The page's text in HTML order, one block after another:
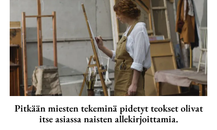
Pitkään miesten tekeminä pidetyt teokset olivat
itse asiassa naisten allekirjoittamia.